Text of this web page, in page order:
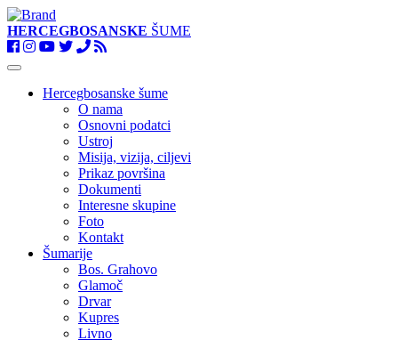
HERCEGBOSANSKE ŠUME
Toggle
navigationHercegbosanske šume
O nama
Osnovni podatci
Ustroj
Misija, vizija, ciljevi
Prikaz površina
Dokumenti
Interesne skupine
Foto
Kontakt
Šumarije
Bos. Grahovo
Glamoč
Drvar
Kupres
Livno